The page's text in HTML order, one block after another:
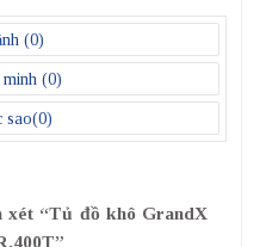
(0)
(0)
sao(0)
xét “Tủ đồ khô GrandX